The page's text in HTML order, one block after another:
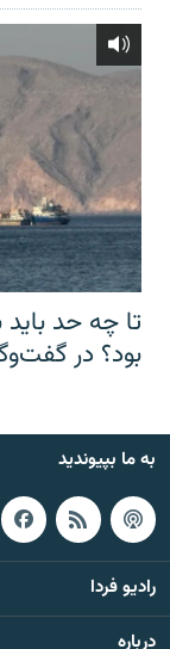
تا چه حد
بود؟ در
به ما بپیوندید
رادیو فردا
درباره